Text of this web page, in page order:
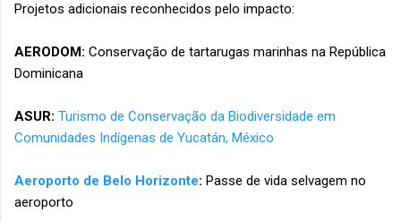
Projetos adicionais reconhecidos pelo impacto:
AERODOM: Conservação de tartarugas marinhas na República
Dominicana
ASUR: Turismo de Conservação da Biodiversidade em
Comunidades Indígenas de Yucatán, México
Aeroporto de Belo Horizonte: Passe de vida selvagem no
aeroporto